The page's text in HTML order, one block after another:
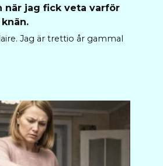
när jag fick veta varför
Jag är trettio år gammal